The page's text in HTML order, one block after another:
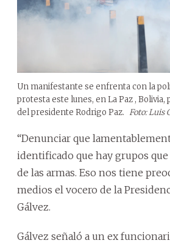
Un manifestante se enfrenta con la
protesta este lunes, en La Paz ,
del presidente Rodrigo Paz. Foto: Luis
“Denunciar que
identificado que hay grupos que
de las armas. Eso nos tiene
medios el vocero de la
Gálvez.
Gálvez señaló a un ex